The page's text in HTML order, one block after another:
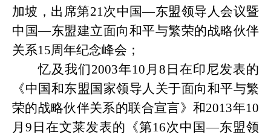
加坡，出席第21次中国—东盟领导人会议暨
中国—东盟建立面向和平与繁荣的战略伙伴
关系15周年纪念峰会；
忆及我们2003年10月8日在印尼发表的
《中国和东盟国家领导人关于面向和平与繁
荣的战略伙伴关系的联合宣言》和2013年10
月9日在文莱发表的《第16次中国—东盟领